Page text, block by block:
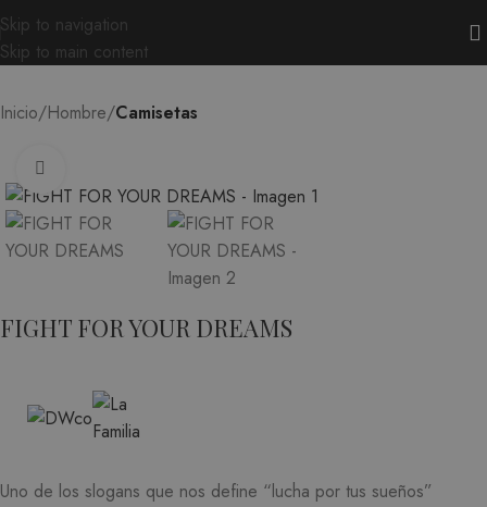
Skip to navigation
Skip to main content
Inicio Hombre Camisetas
FIGHT FOR YOUR DREAMS
Uno de los slogans que nos define “lucha por tus sueños”